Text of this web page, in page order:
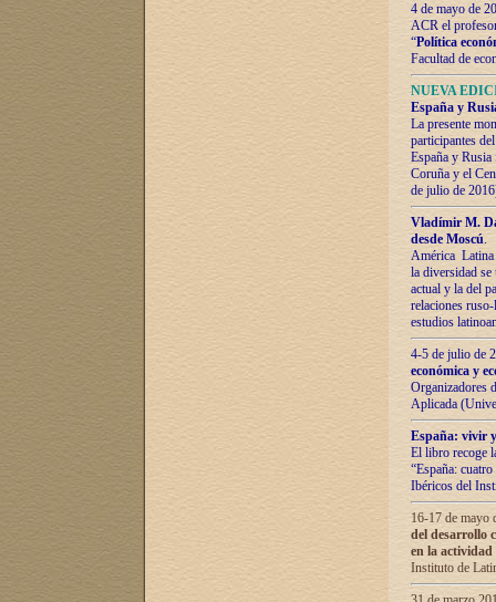
4 de mayo de
ACR el
“Política
Facultad de
NUEVA
España y
La presente
participantes
España y
Coruña y el
de julio de
Vladímir М.
desde Moscú.
América Latina
la diversidad
actual у lа del
relaciones
estudios
4-5 de julio de
económica y
Organizadores
Aplicada
España: vivir
El libro recoge
“España:
Ibéricos del
16-17 de mayo
del desarrollo
en la
Instituto de